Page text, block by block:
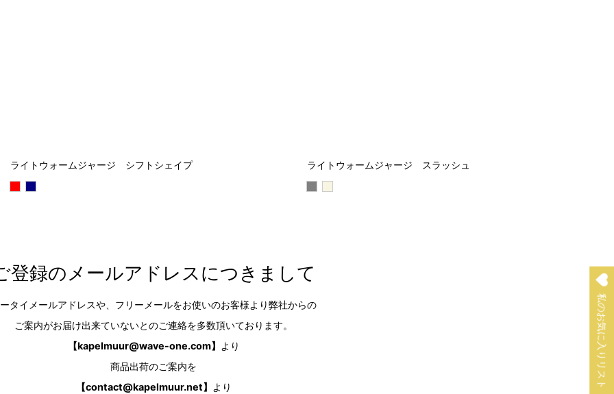
ライトウォームジャージ シフトシェイプ ライトウォームジャージ スラッシュ
登録のメールアドレスにつきまして
タイメールアドレスや、フリーメールをお使いのお客様より弊社からの
ご案内がお届け出来ていないとのご連絡を多数頂いております。
【kapelmuur@wave-one.com】
より
商品出荷のご案内を
【contact@kapelmuur.net】
より
私のお気に入りリスト